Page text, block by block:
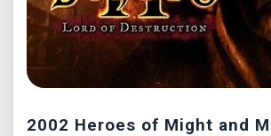
2002 Heroes of Might and